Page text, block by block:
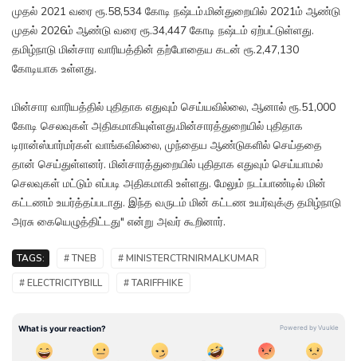
முதல் 2021 வரை ரூ.58,534 கோடி நஷ்டம்.மின்துறையில் 2021ம் ஆண்டு
முதல் 2026ம் ஆண்டு வரை ரூ.34,447 கோடி நஷ்டம் ஏற்பட்டுள்ளது.
தமிழ்நாடு மின்சார வாரியத்தின் தற்போதைய கடன் ரூ.2,47,130
கோடியாக உள்ளது.
மின்சார வாரியத்தில் புதிதாக எதுவும் செய்யவில்லை, ஆனால் ரூ.51,000
கோடி செலவுகள் அதிகமாகியுள்ளது.மின்சாரத்துறையில் புதிதாக
டிரான்ஸ்பார்மர்கள் வாங்கவில்லை, முந்தைய ஆண்டுகளில் செய்ததை
தான் செய்துள்ளனர். மின்சாரத்துறையில் புதிதாக எதுவும் செய்யாமல்
செலவுகள் மட்டும் எப்படி அதிகமாகி உள்ளது. மேலும் நடப்பாண்டில் மின்
கட்டணம் உயர்த்தப்படாது. இந்த வருடம் மின் கட்டண உயர்வுக்கு தமிழ்நாடு
அரசு கையெழுத்திட்டது" என்று அவர் கூறினார்.
TAGS: # TNEB
# MINISTERCTRNIRMALKUMAR
# ELECTRICITYBILL
# TARIFFHIKE